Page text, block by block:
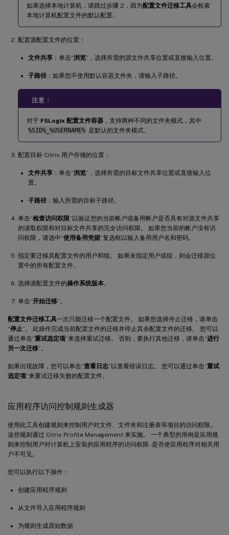
如果选择本地计算机，请跳过步骤 2，因为配置文件迁移工具会检索
本地计算机配置文件的默认配置。
配置源配置文件的位置：
文件共享 ：单击“浏览”，选择所需的源文件共享位置或直接输入位置。
子路径 ：如果您不使用默认容器文件夹，请输入子路径。
注意：
对于 FSLogix 配置文件容器 ，支持两种不同的文件夹模式，其中
%SID%_%USERNAME% 是默认的文件夹模式。
配置目标 Citrix 用户存储的位置：
文件共享 ：单击“浏览”，选择所需的目标文件共享位置或直接输入位
置。
子路径 ：输入所需的目标子路径。
单击“检查访问权限”以验证您的当前帐户或备用帐户是否具有对源文件共享
的读取权限和对目标文件共享的完全访问权限。 如果您当前的帐户没有访
问权限，请选中“使用备用凭据”复选框以输入备用用户名和密码。
指定要迁移其配置文件的用户和组。 如果未指定用户或组，则会迁移源位
置中的所有配置文件。
选择源配置文件的操作系统版本。
单击“开始迁移”。
配置文件迁移工具一次只能迁移一个配置文件。 如果您选择停止迁移，请单击
“停止”。 此操作完成当前配置文件的迁移并停止其余配置文件的迁移。 您可以
通过单击“重试选定项”来选择重试迁移。 否则，要执行其他迁移，请单击“进行
另一次迁移”。
如果出现故障，您可以单击“查看日志”以查看错误日志。 您可以通过单击“重试
选定项”来重试迁移失败的配置文件。
应用程序访问控制规则生成器
使用此工具创建规则来控制用户对文件、文件夹和注册表等项目的访问权限。
这些规则通过 Citrix Profile Management 来实施。 一个典型的用例是应用规
则来控制用户对计算机上安装的应用程序的访问权限 - 是否使应用程序对相关用
户不可见。
您可以执行以下操作：
创建应用程序规则
从文件导入应用程序规则
为规则生成原始数据